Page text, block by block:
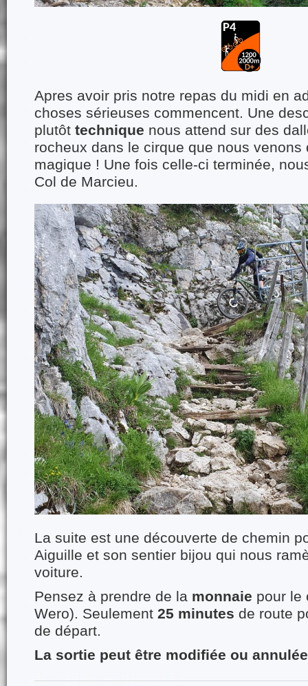
Apres avoir pris notre repas du midi en
choses sérieuses commencent. Une
plutôt technique nous attend sur des
rocheux dans le cirque que nous venons
magique ! Une fois celle-ci terminée,
Col de Marcieu.
La suite est une découverte de chemin
Aiguille et son sentier bijou qui nous
voiture.
Pensez à prendre de la monnaie pour le
Wero). Seulement 25 minutes de route
de départ.
La sortie peut être modifiée ou